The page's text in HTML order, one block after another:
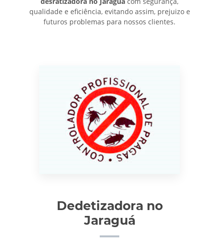
qualidade e eficiência, evitando assim, prejuizo e
futuros problemas para nossos clientes.
Dedetizadora no
Jaraguá